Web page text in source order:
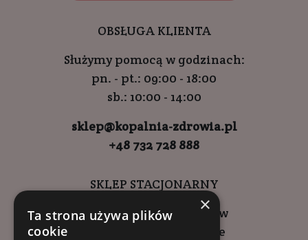
OBSŁUGA KLIENTA
Służymy pomocą w godzinach:
pn. - pt.: 09:00 - 18:00
sb.: 10:00 - 14:00
sklep@kopalnia-zdrowia.pl
+48 732 728 888
SKLEP STACJONARNY
ul. Wadowicka 6, Kraków
Kompleks Buma Square
×
Ta strona używa plików
cookie